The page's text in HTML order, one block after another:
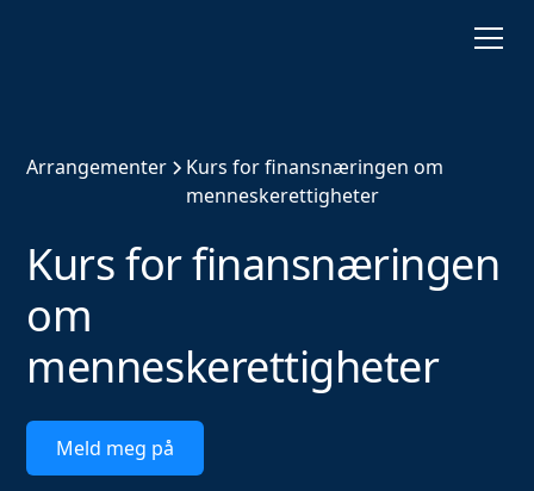
Arrangementer
Kurs for finansnæringen om
menneskerettigheter
Kurs for finansnæringen
om
menneskerettigheter
Meld meg på